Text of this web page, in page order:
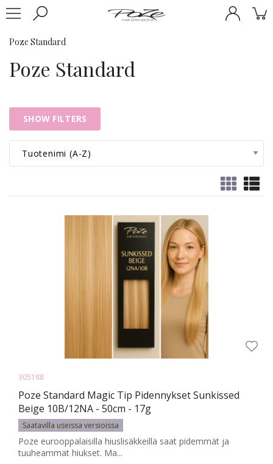
Poze Standard
Poze Standard
SHOW FILTERS
305188
Poze Standard Magic Tip Pidennykset Sunkissed
Beige 10B/12NA - 50cm - 17g
Saatavilla useissa versioissa
Poze eurooppalaisilla hiuslisäkkeillä saat pidemmät ja
tuuheammat hiukset. Ma...